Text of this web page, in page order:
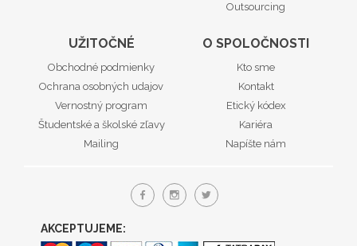
Outsourcing
UŽITOČNÉ
Obchodné podmienky
Ochrana osobných udajov
Vernostný program
Študentské a školské zľavy
Mailing
O SPOLOČNOSTI
Kto sme
Kontakt
Etický kódex
Kariéra
Napíšte nám
AKCEPTUJEME: